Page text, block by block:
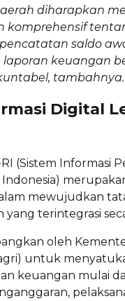
diharapkan
komprehensif
saldo
laporan keuangan
tambahnya.
Digital
(Sistem Informasi
mewujudkan
yang terintegrasi
oleh
untuk
keuangan mulai